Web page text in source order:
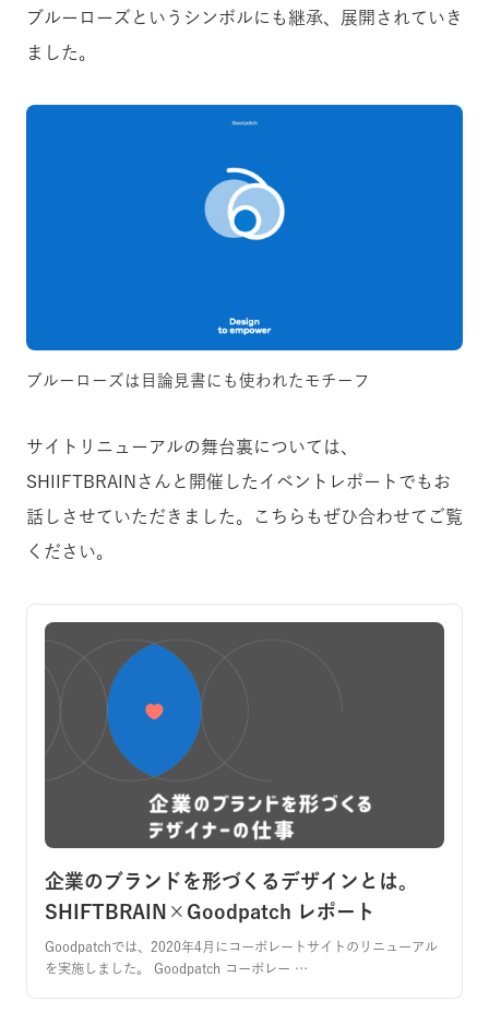
ブルーローズというシンボルにも継承、展開されていき
ました。
ブルーローズは目論見書にも使われたモチーフ
サイトリニューアルの舞台裏については、
SHIIFTBRAINさんと開催したイベントレポートでもお
話しさせていただきました。こちらもぜひ合わせてご覧
ください。
企業のブランドを形づくるデザインとは。
SHIFTBRAIN×Goodpatch レポート
Goodpatchでは、2020年4月にコーポレートサイトのリニューアル
を実施しました。 Goodpatch コーポレー …